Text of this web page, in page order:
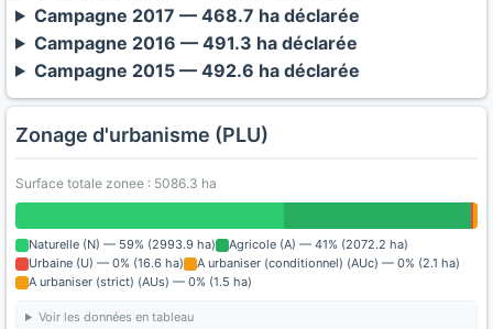
Campagne 2017 — 468.7 ha déclarée
Campagne 2016 — 491.3 ha déclarée
Campagne 2015 — 492.6 ha déclarée
Zonage d'urbanisme (PLU)
Surface totale zonee : 5086.3 ha
Naturelle (N) — 59% (2993.9 ha)
Agricole (A) — 41% (2072.2 ha)
Urbaine (U) — 0% (16.6 ha)
A urbaniser (conditionnel) (AUc) — 0% (2.1 ha)
A urbaniser (strict) (AUs) — 0% (1.5 ha)
Voir les données en tableau